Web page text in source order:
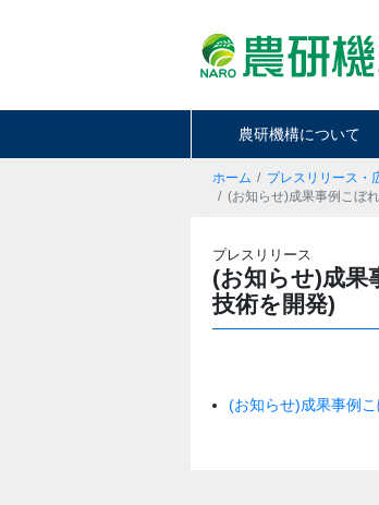
農研機構について
ホーム プレスリリース・
(お知らせ)成果事例こぼ
プレスリリース
(お知らせ)成果
技術を開発)
(お知らせ)成果事例